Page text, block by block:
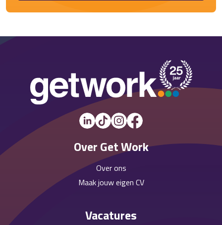
Over Get Work
Over ons
Maak jouw eigen CV
Vacatures